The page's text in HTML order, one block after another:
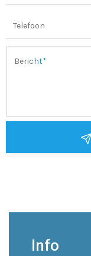
Info